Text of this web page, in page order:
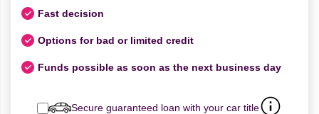
Fast decision
Options for bad or limited credit
Funds possible as soon as the next business day
Secure guaranteed loan with your car title